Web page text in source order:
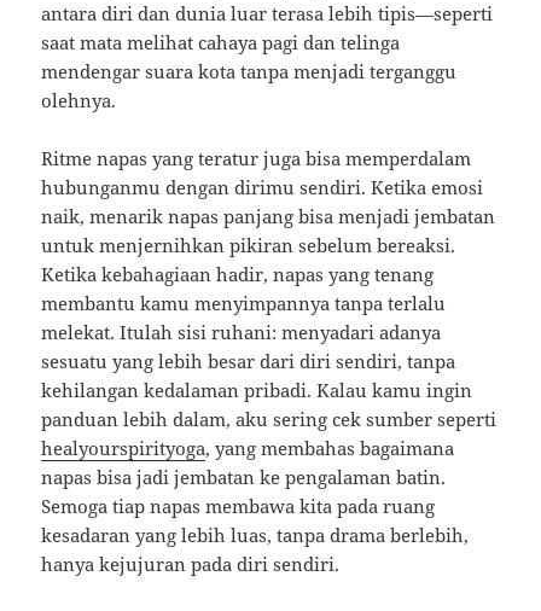
antara diri dan dunia luar terasa lebih tipis—seperti
saat mata melihat cahaya pagi dan telinga
mendengar suara kota tanpa menjadi terganggu
olehnya.
Ritme napas yang teratur juga bisa memperdalam
hubunganmu dengan dirimu sendiri. Ketika emosi
naik, menarik napas panjang bisa menjadi jembatan
untuk menjernihkan pikiran sebelum bereaksi.
Ketika kebahagiaan hadir, napas yang tenang
membantu kamu menyimpannya tanpa terlalu
melekat. Itulah sisi ruhani: menyadari adanya
sesuatu yang lebih besar dari diri sendiri, tanpa
kehilangan kedalaman pribadi. Kalau kamu ingin
panduan lebih dalam, aku sering cek sumber seperti
healyourspirityoga, yang membahas bagaimana
napas bisa jadi jembatan ke pengalaman batin.
Semoga tiap napas membawa kita pada ruang
kesadaran yang lebih luas, tanpa drama berlebih,
hanya kejujuran pada diri sendiri.